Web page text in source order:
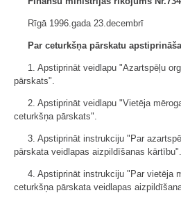
Rīgā 1996.gada 23.decembrī
Par ceturkšņa pārskatu
1. Apstiprināt veidlapu "Azartspēļu
pārskats".
2. Apstiprināt veidlapu "Vietēja
ceturkšņa pārskats".
3. Apstiprināt instrukciju "Par
pārskata veidlapas aizpildīšanas kārtību".
4. Apstiprināt instrukciju "Par vietēja
ceturkšņa pārskata veidlapas